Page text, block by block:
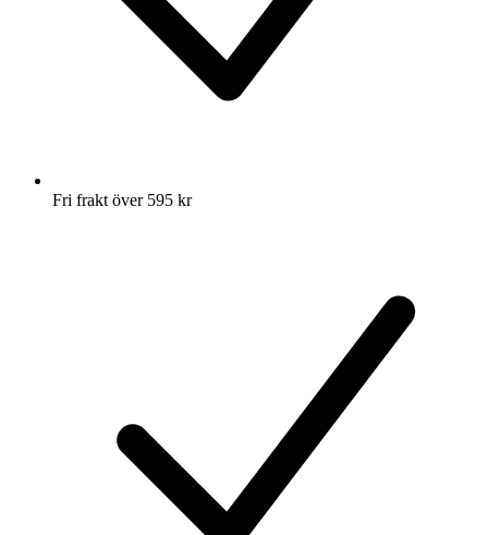
Fri frakt över 595 kr